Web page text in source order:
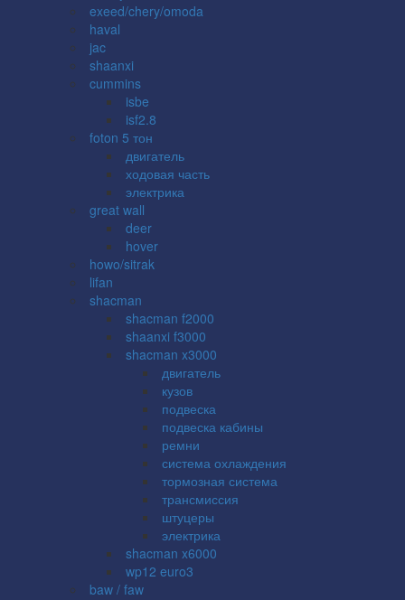
exeed/chery/omoda
haval
jac
shaanxi
cummins
isbe
isf2.8
foton 5 тон
двигатель
ходовая часть
электрика
great wall
deer
hover
howo/sitrak
lifan
shacman
shacman f2000
shaanxi f3000
shacman x3000
двигатель
кузов
подвеска
подвеска кабины
ремни
система охлаждения
тормозная система
трансмиссия
штуцеры
электрика
shacman x6000
wp12 euro3
baw / faw